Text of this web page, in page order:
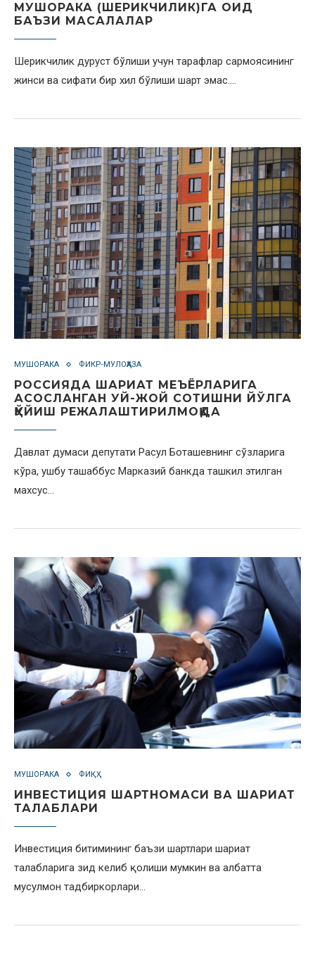
МУШОРАКА (ШЕРИКЧИЛИК)ГА ОИД
БАЪЗИ МАСАЛАЛАР
Шерикчилик дуруст бўлиши учун тарафлар сармоясининг
жинси ва сифати бир хил бўлиши шарт эмас.…
МУШОРАКА ФИКР-МУЛОҲАЗА
РОССИЯДА ШАРИАТ МЕЪЁРЛАРИГА
АСОСЛАНГАН УЙ-ЖОЙ СОТИШНИ ЙЎЛГА
ҚЎЙИШ РЕЖАЛАШТИРИЛМОҚДА
Давлат думаси депутати Расул Боташевнинг сўзларига
кўра, ушбу ташаббус Марказий банкда ташкил этилган
махсус…
МУШОРАКА ФИҚҲ
ИНВЕСТИЦИЯ ШАРТНОМАСИ ВА ШАРИАТ
ТАЛАБЛАРИ
Инвестиция битимининг баъзи шартлари шариат
талабларига зид келиб қолиши мумкин ва албатта
мусулмон тадбиркорлари…